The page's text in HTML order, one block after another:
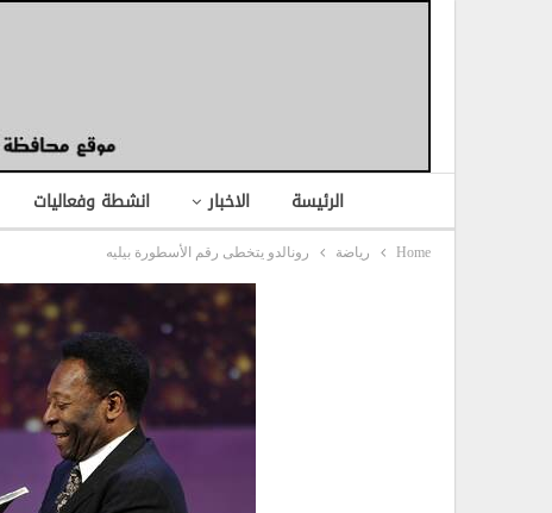
الرئيسة الاخبار انشطة وفعاليات
Home رياضة رونالدو يتخطى رقم الأسطورة بيليه